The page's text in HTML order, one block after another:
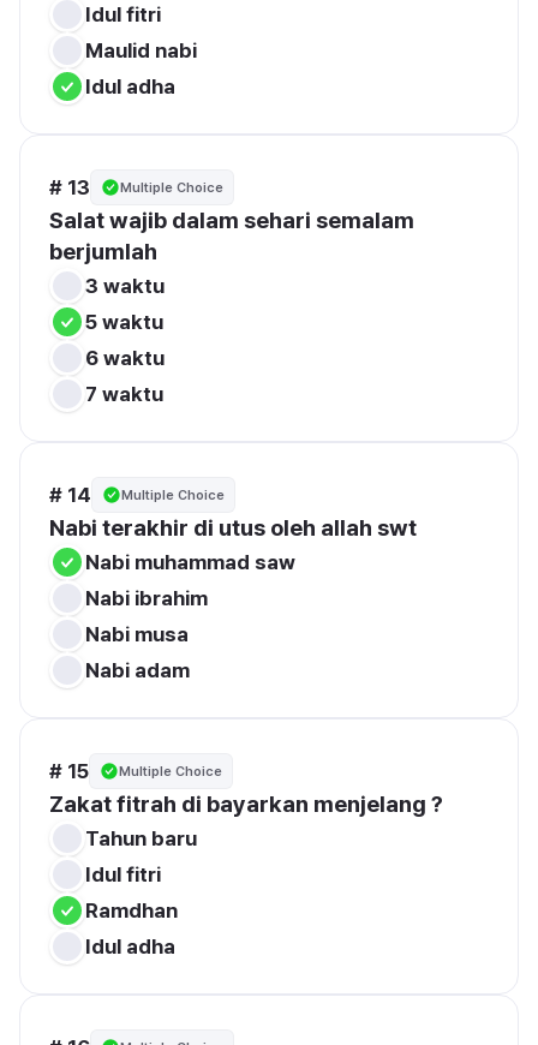
Idul fitri
Maulid nabi
Idul adha
# 13 Multiple Choice
Salat wajib dalam sehari semalam
berjumlah
3 waktu
5 waktu
6 waktu
7 waktu
# 14 Multiple Choice
Nabi terakhir di utus oleh allah swt
Nabi muhammad saw
Nabi ibrahim
Nabi musa
Nabi adam
# 15 Multiple Choice
Zakat fitrah di bayarkan menjelang ?
Tahun baru
Idul fitri
Ramdhan
Idul adha